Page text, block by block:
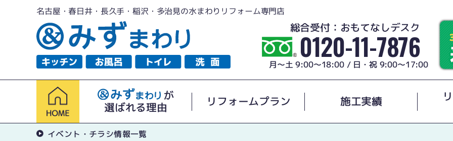
名古屋・春日井・長久手・稲沢・多治見の水まわりリフォーム専門店
総合受付：おもてなしデスク
0120-11-7876
月～土 9:00～18:00 / 日・祝 9:00～17:00
が
選ばれる理由
リフォームプラン 施工実績
イベント・チラシ情報一覧